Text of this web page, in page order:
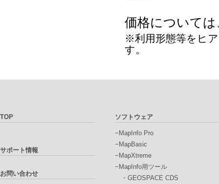
価格について
※利用形態等をヒ
す。
TOP
サポート情報
お問い合わせ
ソフトウェア
−MapInfo Pro
−MapBasic
−MapXtreme
−MapInfo用ツール
・GEOSPACE CDS